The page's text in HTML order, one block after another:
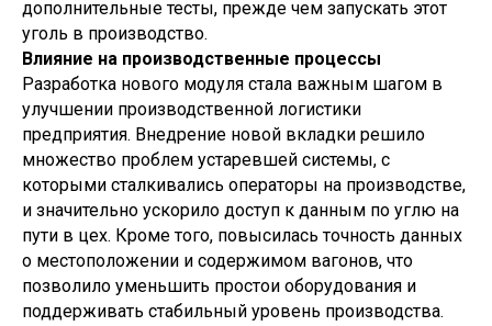
дополнительные тесты, прежде чем запускать этот
уголь в производство.
Влияние на производственные процессы
Разработка нового модуля стала важным шагом в
улучшении производственной логистики
предприятия. Внедрение новой вкладки решило
множество проблем устаревшей системы, с
которыми сталкивались операторы на производстве,
и значительно ускорило доступ к данным по углю на
пути в цех. Кроме того, повысилась точность данных
о местоположении и содержимом вагонов, что
позволило уменьшить простои оборудования и
поддерживать стабильный уровень производства.